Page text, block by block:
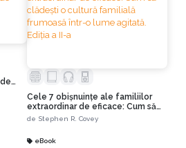
Cele 7 obișnuințe ale familiilor
extraordinar de eficace: Cum să
clădești o cultură familială
de Stephen R. Covey
eBook